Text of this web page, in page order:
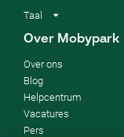
Taal
Over Mobypark
Over ons
Blog
Helpcentrum
Vacatures
Pers